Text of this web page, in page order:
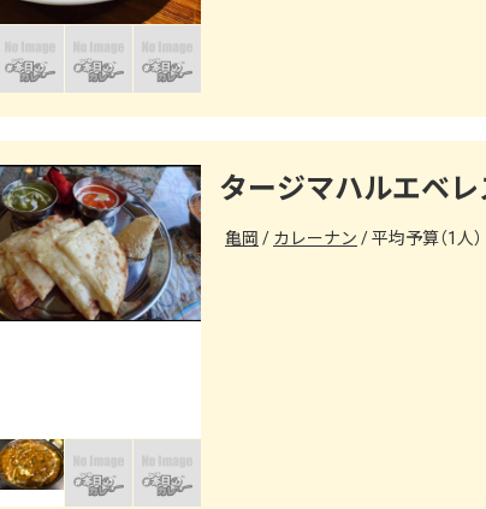
タージマハルエベ
亀岡 カレーナン 平均予算（1人